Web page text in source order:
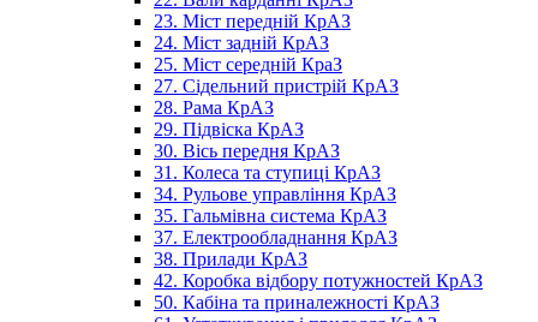
23. Міст передній КрАЗ
24. Міст задній КрАЗ
25. Міст середній КраЗ
27. Сідельний пристрій КрАЗ
28. Рама КрАЗ
29. Підвіска КрАЗ
30. Вісь передня КрАЗ
31. Колеса та ступиці КрАЗ
34. Рульове управління КрАЗ
35. Гальмівна система КрАЗ
37. Електрообладнання КрАЗ
38. Прилади КрАЗ
42. Коробка відбору потужностей КрАЗ
50. Кабіна та приналежності КрАЗ